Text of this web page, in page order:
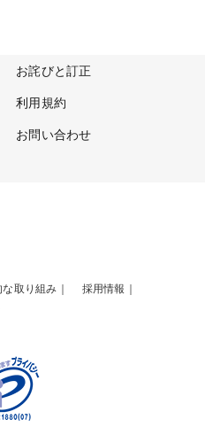
お詫びと訂正
利用規約
お問い合わせ
な取り組み
採用情報